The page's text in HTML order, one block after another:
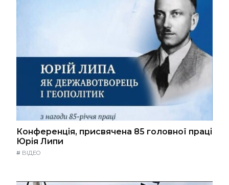
Конференція, присвячена 85 головної праці
Юрія Липи
# ВІДЕО